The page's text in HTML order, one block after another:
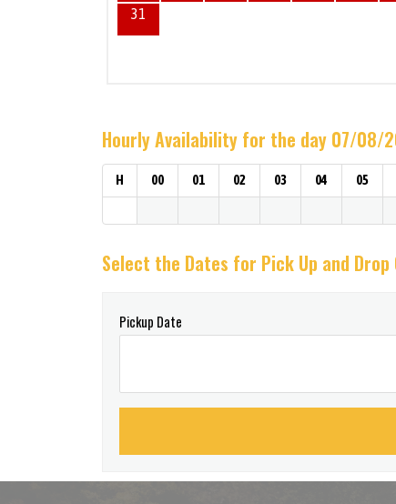
31
Hourly Availability for the day 07/08/
H 00 01 02 03 04 05
Select the Dates for Pick Up and Drop
Pickup Date